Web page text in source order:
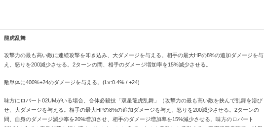
龍虎乱舞
攻撃力の最も高い敵に連続攻撃を叩き込み、大ダメージを与える。相手の最大HPの8%の追加ダメージを与
え、怒りを200減少させる。2ターンの間、相手のダメージ増加率を15%減少させる。
敵単体に400%+24のダメージを与える。(Lv:0.4% / +24)
味方にロバート02UMがいる場合、合体必殺技「双星龍虎乱舞」（攻撃力の最も高い敵を挟んで乱舞を浴び
せ、大ダメージを与える。相手の最大HPの8%の追加ダメージを与え、怒りを200減少させる。2ターンの
間、自身のダメージ減少率を20%増加させ、相手のダメージ増加率を15%減少させる。味方のロバート